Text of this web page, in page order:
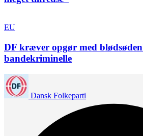
EU
DF kræver opgør med
bandekriminelle
Dansk Folkeparti